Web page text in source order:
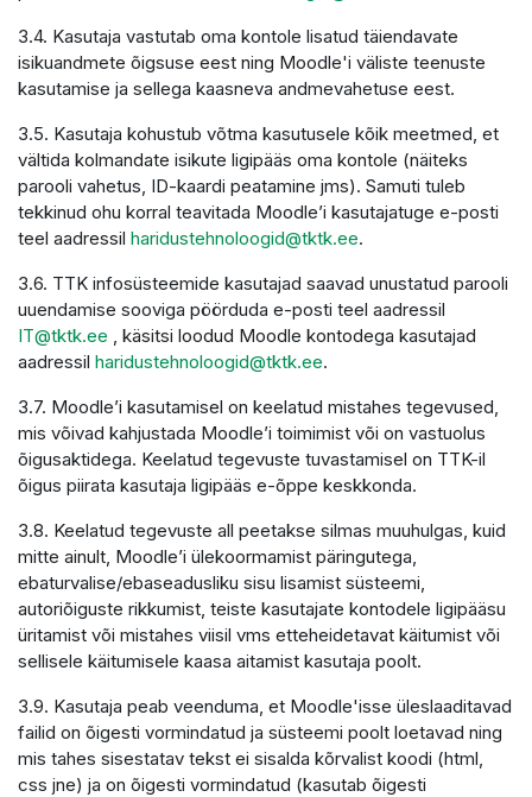
3.4. Kasutaja vastutab oma kontole lisatud täiendavate
isikuandmete õigsuse eest ning Moodle'i väliste teenuste
kasutamise ja sellega kaasneva andmevahetuse eest.
3.5. Kasutaja kohustub võtma kasutusele kõik meetmed, et
vältida kolmandate isikute ligipääs oma kontole (näiteks
parooli vahetus, ID-kaardi peatamine jms). Samuti tuleb
tekkinud ohu korral teavitada Moodle’i kasutajatuge e-posti
teel aadressil haridustehnoloogid@tktk.ee.
3.6. TTK infosüsteemide kasutajad saavad unustatud parooli
uuendamise sooviga pöörduda e-posti teel aadressil
IT@tktk.ee , käsitsi loodud Moodle kontodega kasutajad
aadressil haridustehnoloogid@tktk.ee.
3.7. Moodle’i kasutamisel on keelatud mistahes tegevused,
mis võivad kahjustada Moodle’i toimimist või on vastuolus
õigusaktidega. Keelatud tegevuste tuvastamisel on TTK-il
õigus piirata kasutaja ligipääs e-õppe keskkonda.
3.8. Keelatud tegevuste all peetakse silmas muuhulgas, kuid
mitte ainult, Moodle’i ülekoormamist päringutega,
ebaturvalise/ebaseadusliku sisu lisamist süsteemi,
autoriõiguste rikkumist, teiste kasutajate kontodele ligipääsu
üritamist või mistahes viisil vms etteheidetavat käitumist või
sellisele käitumisele kaasa aitamist kasutaja poolt.
3.9. Kasutaja peab veenduma, et Moodle'isse üleslaaditavad
failid on õigesti vormindatud ja süsteemi poolt loetavad ning
mis tahes sisestatav tekst ei sisalda kõrvalist koodi (html,
css jne) ja on õigesti vormindatud (kasutab õigesti